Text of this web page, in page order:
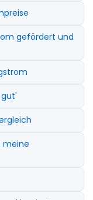
gefördert und
meine